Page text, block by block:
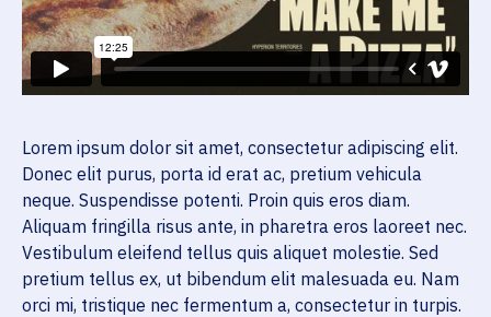
Lorem ipsum dolor sit amet, consectetur adipiscing elit.
Donec elit purus, porta id erat ac, pretium vehicula
neque. Suspendisse potenti. Proin quis eros diam.
Aliquam fringilla risus ante, in pharetra eros laoreet nec.
Vestibulum eleifend tellus quis aliquet molestie. Sed
pretium tellus ex, ut bibendum elit malesuada eu. Nam
orci mi, tristique nec fermentum a, consectetur in turpis.